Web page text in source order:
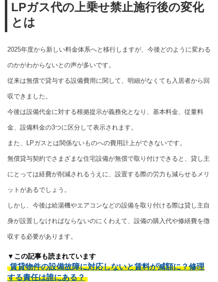
LPガス代の上乗せ禁止施行後の変化
とは
2025年度から新しい料金体系へと移行しますが、今後どのように変わる
のかがわからないとの声が多いです。
従来は無償で貸与する設備費用に関して、明細がなくても入居者から回
収できました。
今後は設備代金に対する根拠提示が義務化となり、基本料金、従量料
金、設備料金の3つに区分して表示されます。
また、LPガスとは関係ないものへの費用計上ができないです。
無償貸与契約でさまざまな住宅設備が無償で取り付けできると、貸し主
にとっては経費が削減されるうえに、設置する際の労力も減らせるメリ
ットがあるでしょう。
しかし、今後は給湯機やエアコンなどの設備を取り付ける際は貸し主自
身が設置しなければならないのにくわえて、設備の購入代や修繕費を徴
収する必要があります。
▼この記事も読まれています
賃貸物件の設備故障に対応しないと賃料が減額に？修理
する責任は誰にある？